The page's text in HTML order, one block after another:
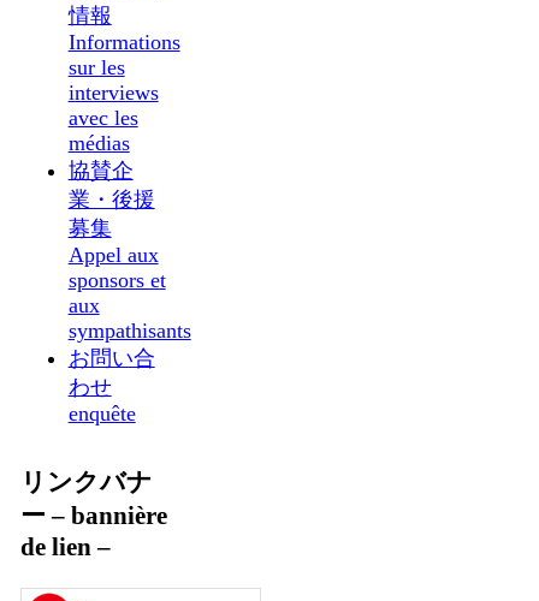
情報
Informations
sur les
interviews
avec les
médias
協賛企
業・後援
募集
Appel aux
sponsors et
aux
sympathisants
お問い合
わせ
enquête
リンクバナ
ー – bannière
de lien –